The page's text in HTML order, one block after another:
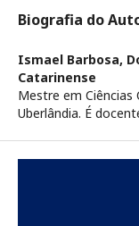
Biografia do
Ismael Barbosa,
Catarinense
Mestre em Ciências
Uberlândia. É